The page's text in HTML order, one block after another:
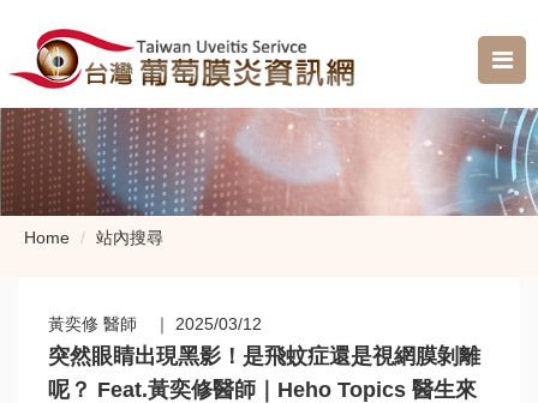
Home 站內搜尋
黃奕修 醫師 ｜ 2025/03/12
突然眼睛出現黑影！是飛蚊症還是視網膜剝離
呢？ Feat.黃奕修醫師｜Heho Topics 醫生來